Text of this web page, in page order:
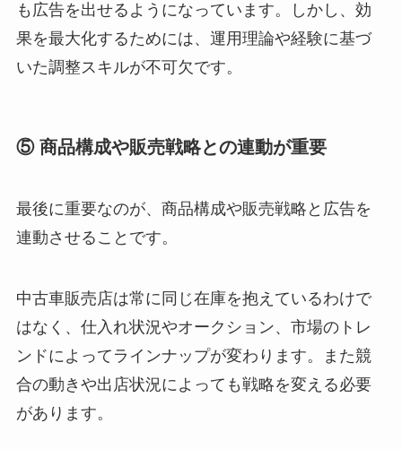
も広告を出せるようになっています。しかし、効
果を最大化するためには、運用理論や経験に基づ
いた調整スキルが不可欠です。
⑤ 商品構成や販売戦略との連動が重要
最後に重要なのが、商品構成や販売戦略と広告を
連動させることです。
中古車販売店は常に同じ在庫を抱えているわけで
はなく、仕入れ状況やオークション、市場のトレ
ンドによってラインナップが変わります。また競
合の動きや出店状況によっても戦略を変える必要
があります。